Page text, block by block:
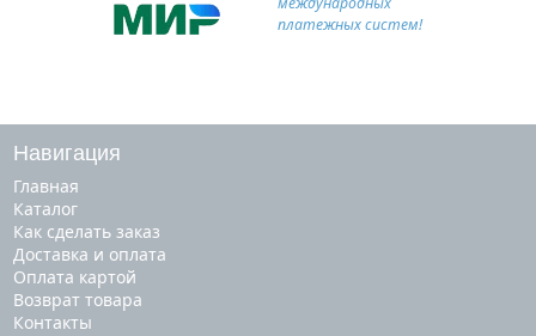
платежных систем!
Навигация
Главная
Каталог
Как сделать заказ
Доставка и оплата
Оплата картой
Возврат товара
Контакты